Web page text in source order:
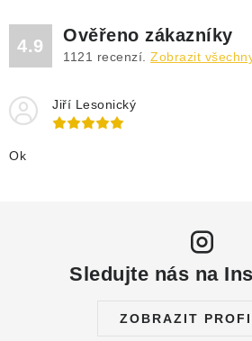
4.9
Ověřeno zákazníky
1121 recenzí. Zobrazit
Jiří Lesonický
Ok
Sledujte nás na
ZOBRAZIT